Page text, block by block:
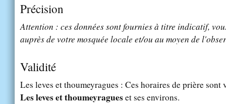
Précision
Attention : ces données sont fournies à titre indicatif,
auprès de votre mosquée locale et/ou au moyen de
Validité
Les leves et thoumeyragues : Ces horaires de prière
Les leves et thoumeyragueset ses environs.